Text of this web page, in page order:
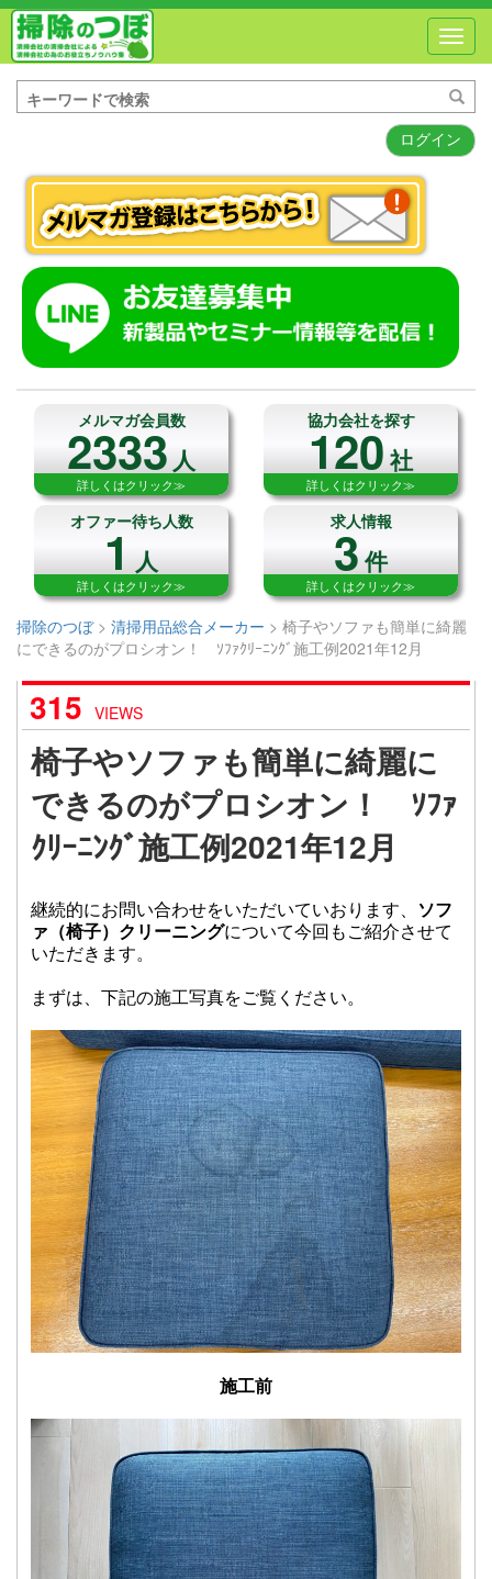
ログイン
メルマガ会員数
2333人
詳しくはクリック≫
協力会社を探す
120社
詳しくはクリック≫
オファー待ち人数
1人
詳しくはクリック≫
求人情報
3件
詳しくはクリック≫
掃除のつぼ> 清掃用品総合メーカー > 椅子やソファも簡単に綺麗
にできるのがプロシオン！ ｿﾌｧｸﾘｰﾆﾝｸﾞ施工例2021年12月
315 VIEWS
椅子やソファも簡単に綺麗に
できるのがプロシオン！ ｿﾌｧ
ｸﾘｰﾆﾝｸﾞ施工例2021年12月
継続的にお問い合わせをいただいていおります、 ソフ
ァ（椅子）クリーニングについて今回もご紹介させて
いただきます。
まずは、下記の施工写真をご覧ください。
施工前